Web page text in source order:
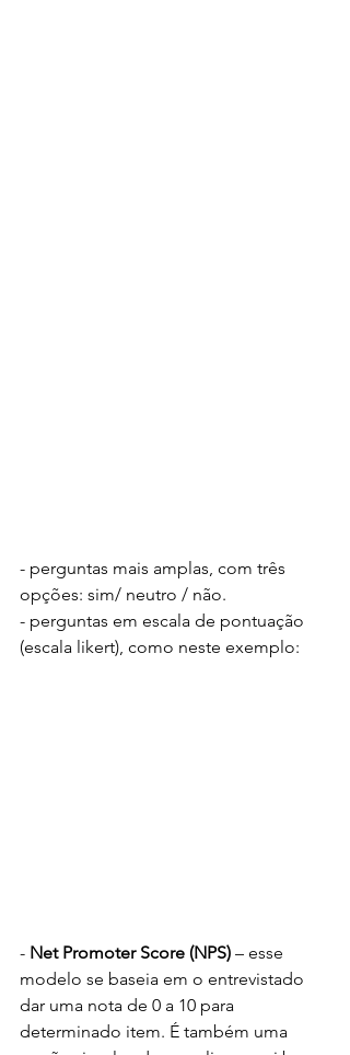
- perguntas mais amplas, com três
opções: sim/ neutro / não.
- perguntas em escala de pontuação
(escala likert), como neste exemplo:
- Net Promoter Score (NPS) – esse
modelo se baseia em o entrevistado
dar uma nota de 0 a 10 para
determinado item. É também uma